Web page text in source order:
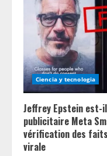
Ciencia y tecnologia
Jeffrey Epstein est-
publicitaire Meta
vérification des
virale